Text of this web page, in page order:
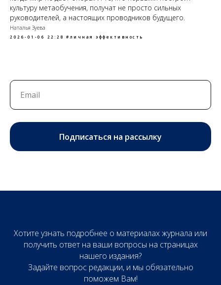
культуру метаобучения, получат не просто сильных
руководителей, а настоящих проводников будущего.
Наталья Зуева
2026-01-06 22:28 #личная эффективность
Подписаться на рассылку
Хотите узнать подробнее о материалах журнала или
получить ответ на ваши вопросы на страницах
нашего издания?
Задайте вопрос редакции, и мы обязательно
поможем Вам!